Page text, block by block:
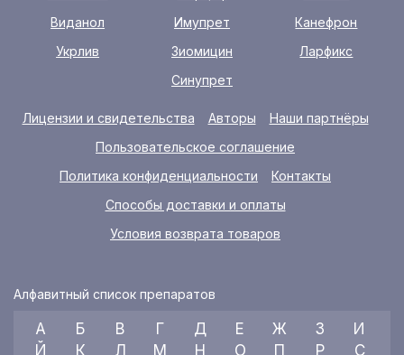
Виданол
Имупрет
Канефрон
Укрлив
Зиомицин
Ларфикс
Синупрет
Лицензии и свидетельства Авторы
Наши партнёры
Пользовательское соглашение
Политика конфиденциальности
Контакты
Способы доставки и оплаты
Условия возврата товаров
Алфавитный список препаратов
А Б В Г Д Е Ж З
И
Й
К Л М Н О П Р С